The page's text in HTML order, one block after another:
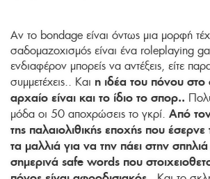
Αν το bondage είναι όντως μια μορφή
σαδομαζοχισμός είναι ένα roleplaying
ενδιαφέρον μπορείς να αντέξεις, είτε
συμμετέχεις.. Και η ιδέα του πόνου στο
αρχαίο είναι και το ίδιο το σπορ..
μόδα οι 50 αποχρώσεις το γκρί. Από
της παλαιολιθικής εποχής που
τα μαλλιά για να την πάει στην
σημερινά safe words που